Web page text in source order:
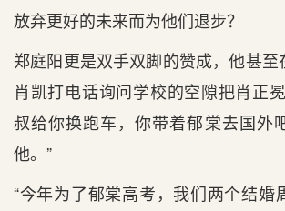
放弃更好的未来而为他们退步？
郑庭阳更是双手双脚的赞成，他甚至
肖凯打电话询问学校的空隙把肖正
叔给你换跑车，你带着郁棠去国外
他。”
“今年为了郁棠高考，我们两个结婚